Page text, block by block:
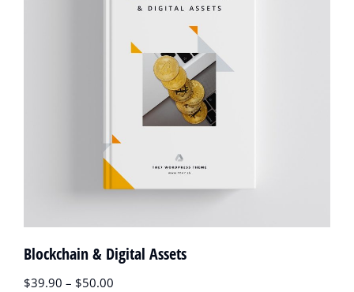
Blockchain & Digital Assets
$39.90 – $50.00